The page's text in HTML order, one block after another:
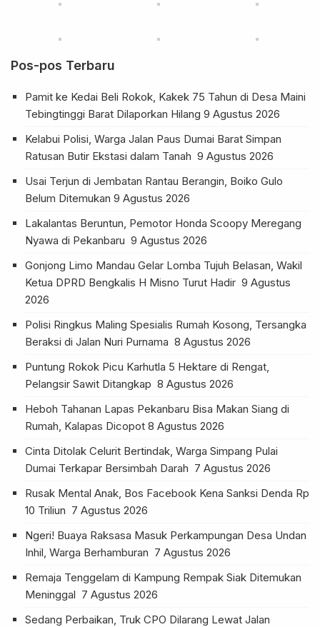
Pos-pos Terbaru
Pamit ke Kedai Beli Rokok, Kakek 75 Tahun di Desa Maini
Tebingtinggi Barat Dilaporkan Hilang 9 Agustus 2026
Kelabui Polisi, Warga Jalan Paus Dumai Barat Simpan
Ratusan Butir Ekstasi dalam Tanah 9 Agustus 2026
Usai Terjun di Jembatan Rantau Berangin, Boiko Gulo
Belum Ditemukan 9 Agustus 2026
Lakalantas Beruntun, Pemotor Honda Scoopy Meregang
Nyawa di Pekanbaru 9 Agustus 2026
Gonjong Limo Mandau Gelar Lomba Tujuh Belasan, Wakil
Ketua DPRD Bengkalis H Misno Turut Hadir 9 Agustus
2026
Polisi Ringkus Maling Spesialis Rumah Kosong, Tersangka
Beraksi di Jalan Nuri Purnama 8 Agustus 2026
Puntung Rokok Picu Karhutla 5 Hektare di Rengat,
Pelangsir Sawit Ditangkap 8 Agustus 2026
Heboh Tahanan Lapas Pekanbaru Bisa Makan Siang di
Rumah, Kalapas Dicopot 8 Agustus 2026
Cinta Ditolak Celurit Bertindak, Warga Simpang Pulai
Dumai Terkapar Bersimbah Darah 7 Agustus 2026
Rusak Mental Anak, Bos Facebook Kena Sanksi Denda Rp
10 Triliun 7 Agustus 2026
Ngeri! Buaya Raksasa Masuk Perkampungan Desa Undan
Inhil, Warga Berhamburan 7 Agustus 2026
Remaja Tenggelam di Kampung Rempak Siak Ditemukan
Meninggal 7 Agustus 2026
Sedang Perbaikan, Truk CPO Dilarang Lewat Jalan